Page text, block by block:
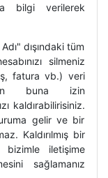
bilgi verilerek
dışındaki tüm
silmeniz
fatura vb.) veri
buna izin
kaldırabilirisiniz.
gelir ve bir
Kaldırılmış bir
bizimle iletişime
sağlamanız